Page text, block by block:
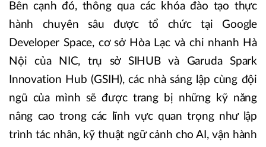
Bên cạnh đó, thông qua các khóa đào tạo thực
hành chuyên sâu được tổ chức tại Google
Developer Space, cơ sở Hòa Lạc và chi nhanh Hà
Nội của NIC, trụ sở SIHUB và Garuda Spark
Innovation Hub (GSIH), các nhà sáng lập cùng đội
ngũ của mình sẽ được trang bị những kỹ năng
nâng cao trong các lĩnh vực quan trọng như lập
trình tác nhân, kỹ thuật ngữ cảnh cho AI, vận hành